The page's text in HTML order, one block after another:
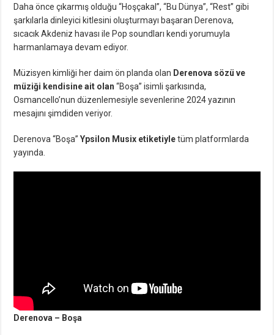
Daha önce çıkarmış olduğu “Hoşçakal”, “Bu Dünya”, “Rest” gibi
şarkılarla dinleyici kitlesini oluşturmayı başaran Derenova,
sıcacık Akdeniz havası ile Pop soundları kendi yorumuyla
harmanlamaya devam ediyor.
Müzisyen kimliği her daim ön planda olan Derenova sözü ve
müziği kendisine ait olan “Boşa” isimli şarkısında,
Osmancello’nun düzenlemesiyle sevenlerine 2024 yazının
mesajını şimdiden veriyor.
Derenova “Boşa”Ypsilon Musix etiketiyletüm platformlarda
yayında.
Derenova – Boşa